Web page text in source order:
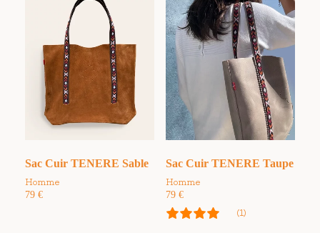
Sac Cuir TENERE Sable
Homme
79 €
Sac Cuir TENERE Taupe
Homme
79 €
(1)